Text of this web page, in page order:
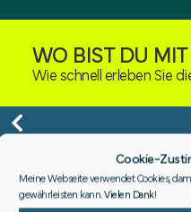
Cookie-
Meine Webseite verwendet Cookies,
gewährleisten kann. Vielen Dank!
WO BIST DU
Wie schnell erleben Sie